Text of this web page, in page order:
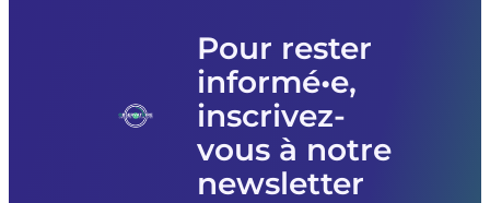
Pour rester
informé•e,
inscrivez-
vous à notre
newsletter